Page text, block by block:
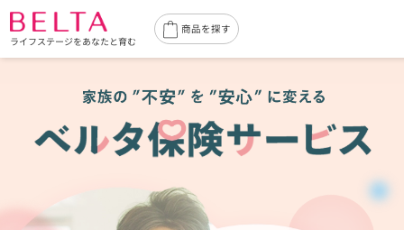
ライフステージをあなたと育む
商品を探す